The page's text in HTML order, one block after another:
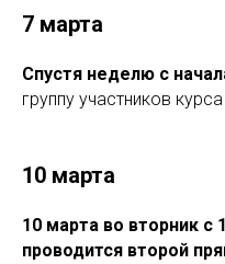
7 марта
Спустя неделю с
группу участников
10 марта
10 марта во вторник с
проводится второй